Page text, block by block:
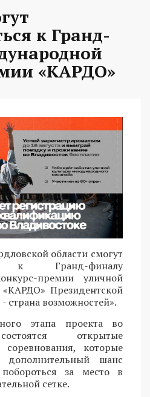
к Гранд-
«КАРДО»
области смогут
к Гранд-финалу
премии уличной
Президентской
страна возможностей».
этапа проекта во
открытые
которые
дополнительный шанс
за место в
сетке.